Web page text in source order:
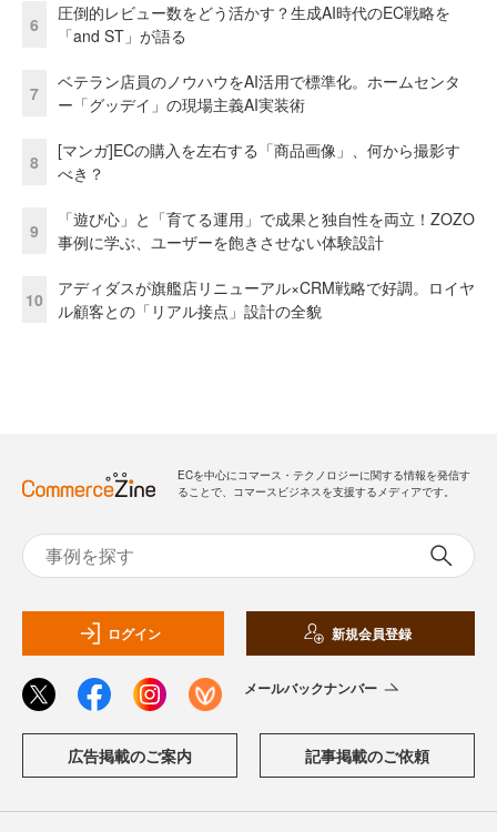
6
圧倒的レビュー数をどう活かす？生成AI時代のEC戦略を
「and ST」が語る
7
ベテラン店員のノウハウをAI活用で標準化。ホームセンタ
ー「グッデイ」の現場主義AI実装術
8
[マンガ]ECの購入を左右する「商品画像」、何から撮影す
べき？
9
「遊び心」と「育てる運用」で成果と独自性を両立！ZOZO
事例に学ぶ、ユーザーを飽きさせない体験設計
10
アディダスが旗艦店リニューアル×CRM戦略で好調。ロイヤ
ル顧客との「リアル接点」設計の全貌
ECを中心にコマース・テクノロジーに関する情報を発信す
ることで、コマースビジネスを支援するメディアです。
ログイン 新規会員登録
メールバックナンバー
広告掲載のご案内 記事掲載のご依頼